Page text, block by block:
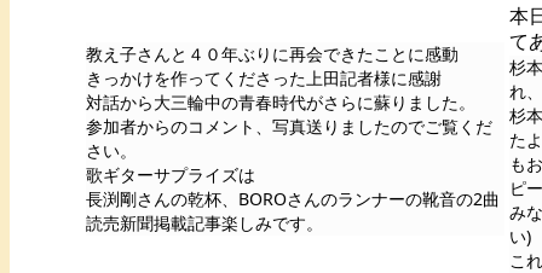
教え子さんと４０年ぶりに再会できたことに感動
きっかけを作ってくださった上田記者様に感謝
対話から大三輪中の青春時代がさらに蘇りました。
参加者からのコメント、写真送りましたのでご覧くだ
さい。
歌ギターサプライズは
長渕剛さんの乾杯、BOROさんのランナーの靴音の2曲
読売新聞掲載記事楽しみです。
本
て
杉
れ
杉
た
も
ピ
み
い)
こ